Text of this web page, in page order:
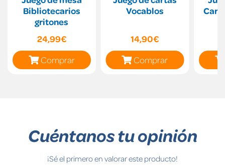
Bibliotecarios
gritones
24,99€
Comprar
Vocablos
14,90€
Comprar
Cuéntanos tu opinión
¡Sé el primero en valorar este producto!